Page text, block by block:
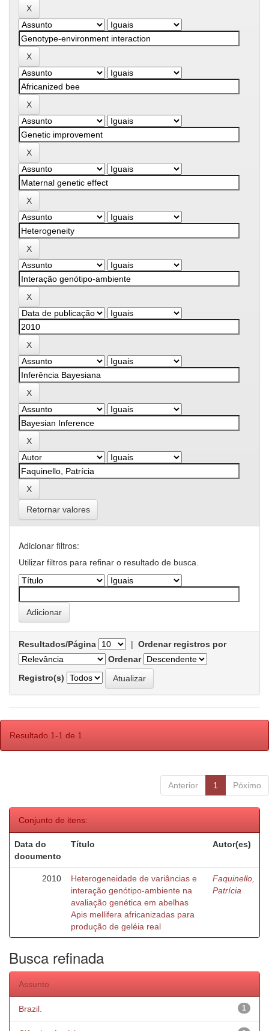
Retornar valores
Adicionar filtros:
Utilizar filtros para refinar o resultado de busca.
Resultados/Página | Ordenar registros por
Ordenar
Registro(s)
Resultado 1-1 de 1.
Anterior 1 Póximo
Conjunto de itens:
Data do
documento
Título Autor(es)
2010
Heterogeneidade de variâncias e
interação genótipo-ambiente na
avaliação genética em abelhas
Apis mellifera africanizadas para
produção de geléia real
Faquinello,
Patrícia
Busca refinada
Assunto
1
Brazil.